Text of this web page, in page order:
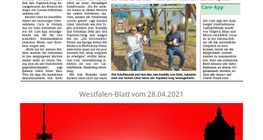
Westfalen-Blatt vom 28.04.2021